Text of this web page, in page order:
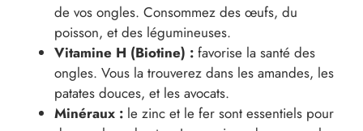
de vos ongles. Consommez des œufs, du
poisson, et des légumineuses.
Vitamine H (Biotine) : favorise la santé des
ongles. Vous la trouverez dans les amandes, les
patates douces, et les avocats.
Minéraux : le zinc et le fer sont essentiels pour